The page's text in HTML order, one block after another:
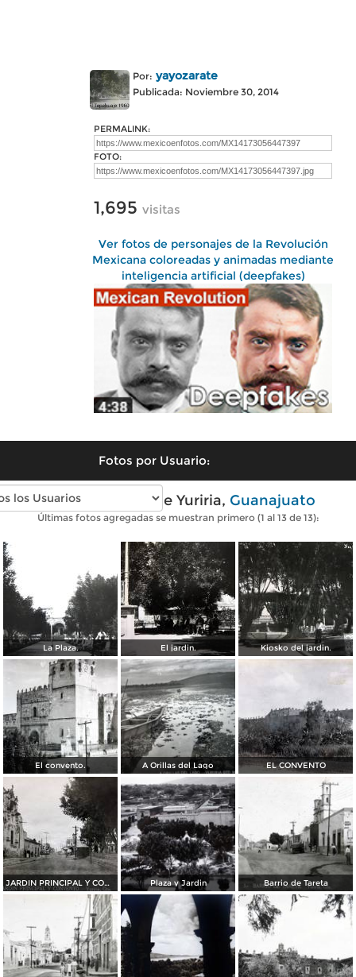
Por: yayozarate
Publicada: Noviembre 30, 2014
PERMALINK:
FOTO:
1,695 visitas
Ver fotos de personajes de la Revolución
Mexicana coloreadas y animadas mediante
inteligencia artificial (deepfakes)
Fotos por Usuario:
Fotos antiguas de Yuriria, Guanajuato
Últimas fotos agregadas se muestran primero (1 al 13 de 13):
La Plaza. El jardin. Kiosko del jardin.
El convento. A Orillas del Lago EL CONVENTO
JARDIN PRINCIPAL Y CONVENTO Plaza y Jardin Barrio de Tareta